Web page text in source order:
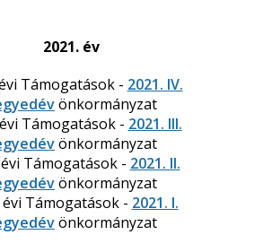
2021. év
Támogatások - 2021. IV.
önkormányzat
Támogatások - 2021. III.
önkormányzat
évi Támogatások - 2021. II.
önkormányzat
évi Támogatások - 2021. I.
önkormányzat